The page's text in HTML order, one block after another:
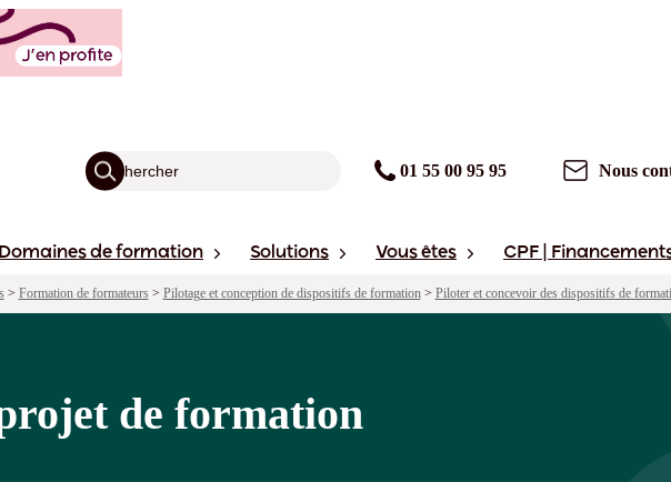
01 55 00 95 95 Nous
de formation Solutions Vous êtes CPF |
> Formation de formateurs> Pilotage et conception de dispositifs de formation> Piloter et concevoir des dispositifs de
de formation
Points forts